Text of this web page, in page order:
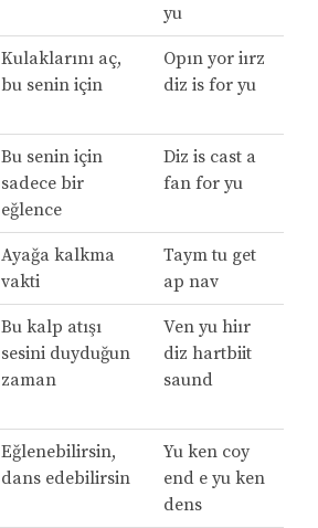
yu
Kulaklarını aç,
bu senin için
Opın yor iırz
diz is for yu
Bu senin için
sadece bir
eğlence
Diz is cast a
fan for yu
Ayağa kalkma
vakti
Taym tu get
ap nav
Bu kalp atışı
sesini duyduğun
zaman
Ven yu hiır
diz hartbiit
saund
Eğlenebilirsin,
dans edebilirsin
Yu ken coy
end e yu ken
dens